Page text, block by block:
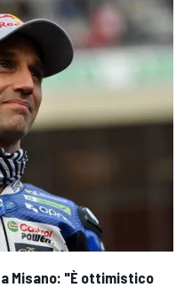
Misano: "È ottimistico